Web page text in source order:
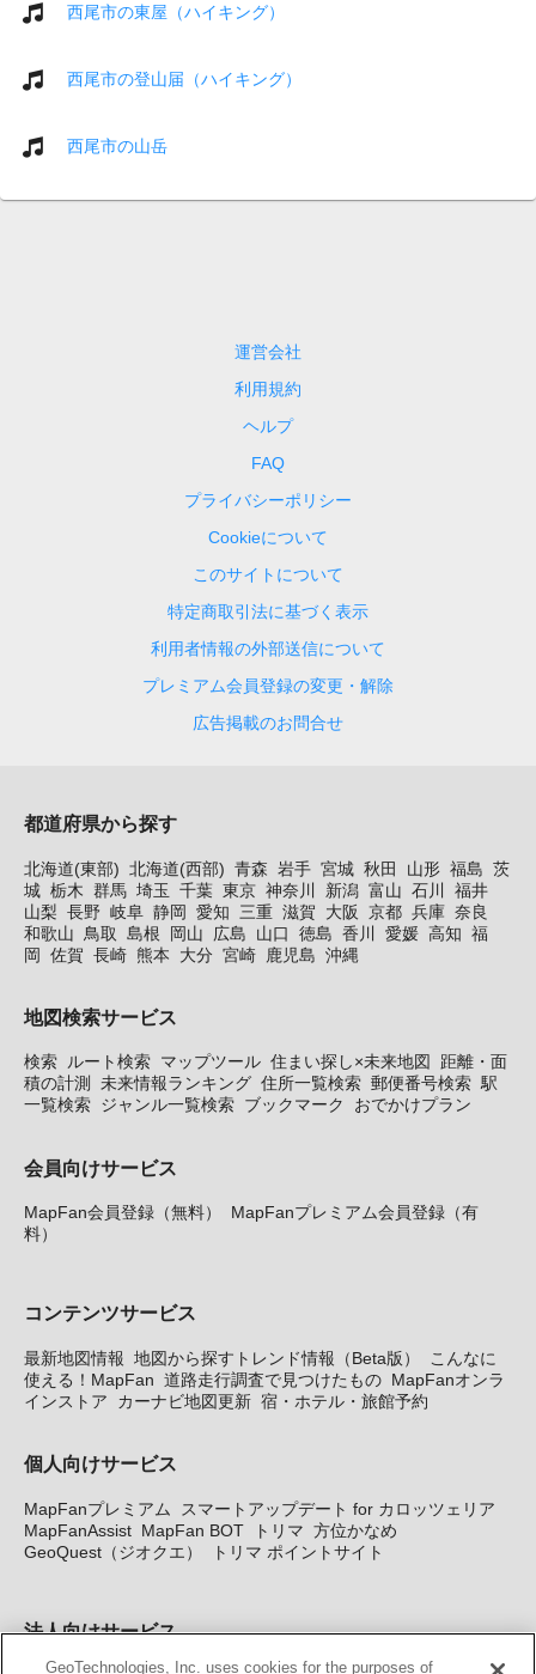
西尾市の東屋（ハイキング）
西尾市の登山届（ハイキング）
西尾市の山岳
運営会社
利用規約
ヘルプ
FAQ
プライバシーポリシー
Cookieについて
このサイトについて
特定商取引法に基づく表示
利用者情報の外部送信について
プレミアム会員登録の変更・解除
広告掲載のお問合せ
都道府県から探す
北海道(東部) 北海道(西部) 青森 岩手 宮城 秋田 山形 福島 茨
城 栃木 群馬 埼玉 千葉 東京 神奈川 新潟 富山 石川
福井
山梨 長野 岐阜 静岡 愛知 三重 滋賀 大阪 京都 兵庫 奈良
和歌山
鳥取 島根 岡山 広島 山口 徳島 香川 愛媛 高知 福
岡 佐賀 長崎 熊本 大分 宮崎 鹿児島 沖縄
地図検索サービス
検索 ルート検索 マップツール 住まい探し×未来地図
距離・面
積の計測
未来情報ランキング 住所一覧検索 郵便番号検索 駅
一覧検索 ジャンル一覧検索 ブックマーク おでかけプラン
会員向けサービス
MapFan会員登録（無料）
MapFanプレミアム会員登録（有
料）
コンテンツサービス
最新地図情報 地図から探すトレンド情報（Beta版）
こんなに
使える！MapFan 道路走行調査で見つけたもの MapFanオンラ
インストア
カーナビ地図更新 宿・ホテル・旅館予約
個人向けサービス
MapFanプレミアム
スマートアップデート for カロッツェリア
MapFanAssist MapFan BOT トリマ 方位かなめ
GeoQuest（ジオクエ）
トリマ ポイントサイト
法人向けサービス
GeoTechnologies, Inc. uses cookies for the purposes of